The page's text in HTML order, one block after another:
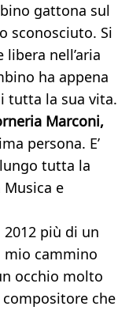
gattona sul
sconosciuto. Si
nell’aria
ha appena
tutta la sua vita.
Marconi,
persona. E’
tutta la
e
più di un
mio cammino
occhio molto
che